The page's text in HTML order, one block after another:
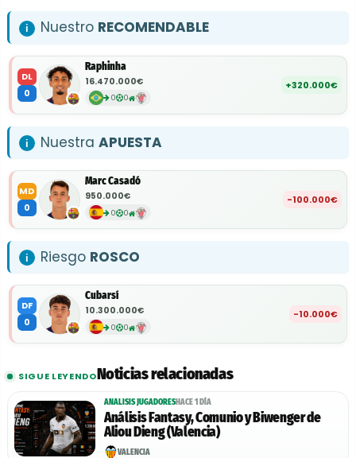
Nuestro RECOMENDABLE
DL
0
Raphinha
16.470.000€
0 0
+320.000€
Nuestra APUESTA
MD
0
Marc Casadó
950.000€
0 0
-100.000€
Riesgo ROSCO
DF
0
Cubarsí
10.300.000€
0 0
-10.000€
SIGUE LEYENDONoticias relacionadas
ANALISIS JUGADORESHACE 1 DÍA
Análisis Fantasy, Comunio y Biwenger de
Aliou Dieng (Valencia)
VALENCIA